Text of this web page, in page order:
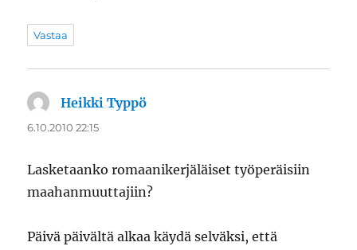
Vastaa
Heikki Typpö
6.10.2010 22:15
Lasketaanko romaanikerjäläiset työperäisiin
maahanmuuttajiin?
Päivä päivältä alkaa käydä selväksi, että